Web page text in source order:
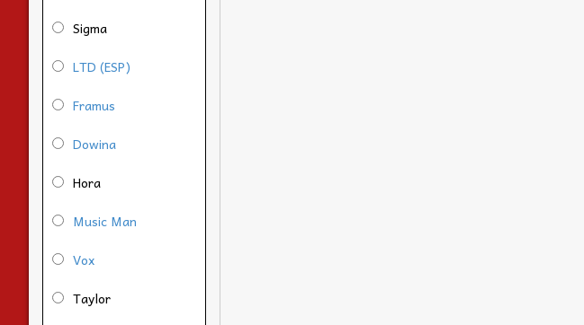
Sigma
LTD (ESP)
Framus
Dowina
Hora
Music Man
Vox
Taylor